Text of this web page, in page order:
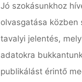
Jó szokásunkhoz
olvasgatása közben
tavalyi jelentés,
adatokra
publikálást érintő